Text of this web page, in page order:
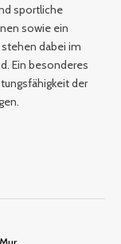
sportliche
sowie ein
dabei im
Ein besonderes
der